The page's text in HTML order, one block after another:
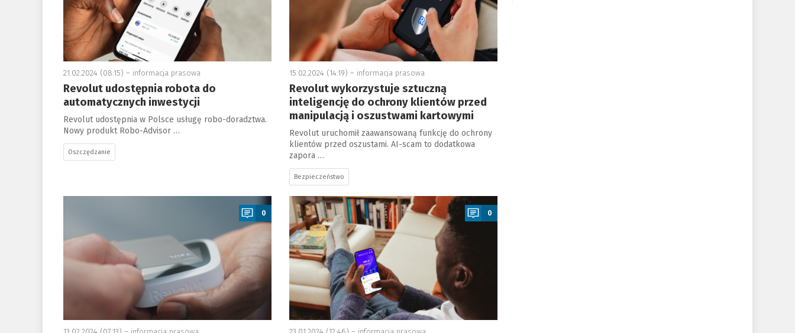
21.02.2024 (08:15) – informacja prasowa
Revolut udostępnia robota do
automatycznych inwestycji
Revolut udostępnia w Polsce usługę robo-doradztwa.
Nowy produkt Robo-Advisor …
Oszczędzanie
15.02.2024 (14:19) – informacja prasowa
Revolut wykorzystuje sztuczną
inteligencję do ochrony klientów przed
manipulacją i oszustwami kartowymi
Revolut uruchomił zaawansowaną funkcję do ochrony
klientów przed oszustami. AI-scam to dodatkowa
zapora …
Bezpieczeństwo
a
0
a
0